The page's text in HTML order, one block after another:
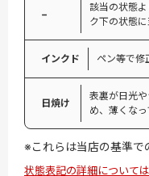
−
該当の状態
ク下の状態に
インクド ペン等で修
日焼け
表裏が日光
め、薄くなっ
※これらは当店の基準で
状態表記の詳細について